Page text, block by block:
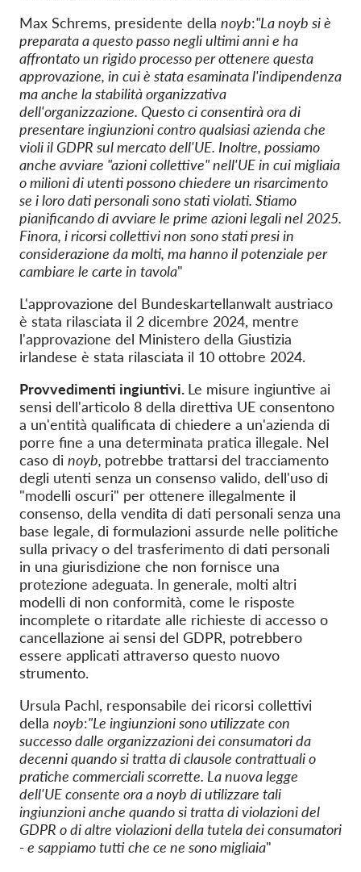
Max Schrems, presidente della noyb:"La noyb si è
preparata a questo passo negli ultimi anni e ha
affrontato un rigido processo per ottenere questa
approvazione, in cui è stata esaminata l'indipendenza
ma anche la stabilità organizzativa
dell'organizzazione. Questo ci consentirà ora di
presentare ingiunzioni contro qualsiasi azienda che
violi il GDPR sul mercato dell'UE. Inoltre, possiamo
anche avviare "azioni collettive" nell'UE in cui migliaia
o milioni di utenti possono chiedere un risarcimento
se i loro dati personali sono stati violati. Stiamo
pianificando di avviare le prime azioni legali nel 2025.
Finora, i ricorsi collettivi non sono stati presi in
considerazione da molti, ma hanno il potenziale per
cambiare le carte in tavola"
L'approvazione del Bundeskartellanwalt austriaco
è stata rilasciata il 2 dicembre 2024, mentre
l'approvazione del Ministero della Giustizia
irlandese è stata rilasciata il 10 ottobre 2024.
Provvedimenti ingiuntivi. Le misure ingiuntive ai
sensi dell'articolo 8 della direttiva UE consentono
a un'entità qualificata di chiedere a un'azienda di
porre fine a una determinata pratica illegale. Nel
caso di noyb, potrebbe trattarsi del tracciamento
degli utenti senza un consenso valido, dell'uso di
"modelli oscuri" per ottenere illegalmente il
consenso, della vendita di dati personali senza una
base legale, di formulazioni assurde nelle politiche
sulla privacy o del trasferimento di dati personali
in una giurisdizione che non fornisce una
protezione adeguata. In generale, molti altri
modelli di non conformità, come le risposte
incomplete o ritardate alle richieste di accesso o
cancellazione ai sensi del GDPR, potrebbero
essere applicati attraverso questo nuovo
strumento.
Ursula Pachl, responsabile dei ricorsi collettivi
della noyb:"Le ingiunzioni sono utilizzate con
successo dalle organizzazioni dei consumatori da
decenni quando si tratta di clausole contrattuali o
pratiche commerciali scorrette. La nuova legge
dell'UE consente ora a noyb di utilizzare tali
ingiunzioni anche quando si tratta di violazioni del
GDPR o di altre violazioni della tutela dei consumatori
- e sappiamo tutti che ce ne sono migliaia"